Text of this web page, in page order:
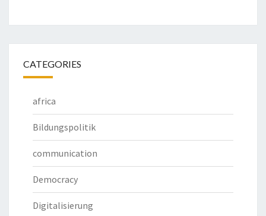
CATEGORIES
africa
Bildungspolitik
communication
Democracy
Digitalisierung